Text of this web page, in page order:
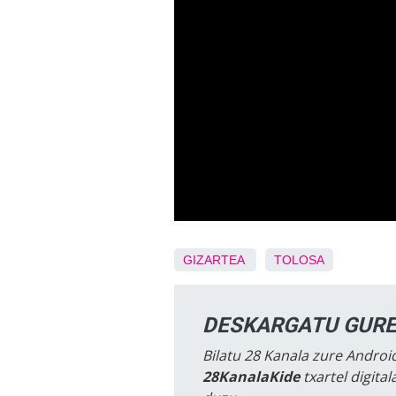
GIZARTEA TOLOSA
DESKARGATU
Bilatu 28 Kanala zure
28KanalaKidetxartel